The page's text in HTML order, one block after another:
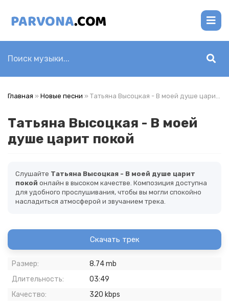
Главная » Новые песни » Татьяна Высоцкая - В моей душе царит покой
Татьяна Высоцкая - В моей
душе царит покой
Слушайте Татьяна Высоцкая - В моей душе царит
покой онлайн в высоком качестве. Композиция доступна
для удобного прослушивания, чтобы вы могли спокойно
насладиться атмосферой и звучанием трека.
Скачать трек
Размер:
8.74 mb
Длительность:
03:49
Качество:
320 kbps